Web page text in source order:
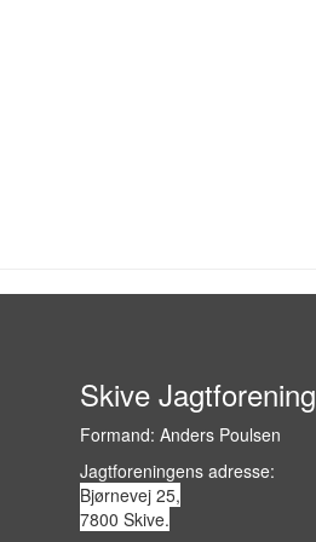
Skive Jagtforening
Formand: Anders Poulsen
Jagtforeningens adresse:
Bjørnevej 25,
7800 Skive.